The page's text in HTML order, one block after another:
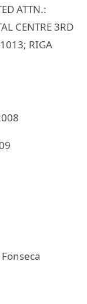
ATTN.:
CENTRE 3RD
1013; RIGA